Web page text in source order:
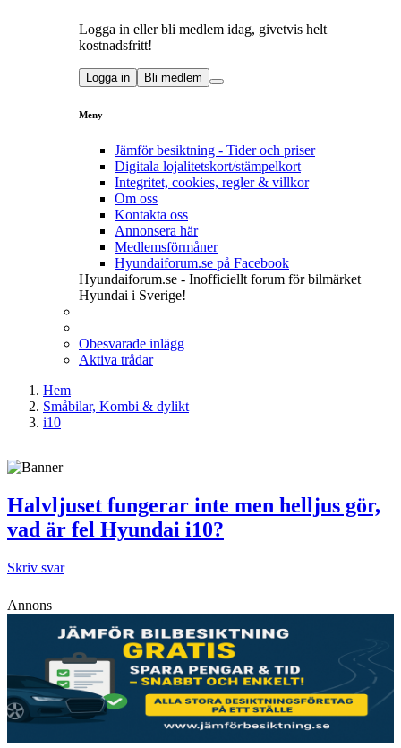
Logga in eller bli medlem idag, givetvis helt
kostnadsfritt!
Logga in Bli medlem
Meny
Jämför besiktning - Tider och priser
Digitala lojalitetskort/stämpelkort
Integritet, cookies, regler & villkor
Om oss
Kontakta oss
Annonsera här
Medlemsförmåner
Hyundaiforum.se på Facebook
Hyundaiforum.se - Inofficiellt forum för bilmärket
Hyundai i Sverige!
Obesvarade inlägg
Aktiva trådar
Hem
Småbilar, Kombi & dylikt
i10
Halvljuset fungerar inte men helljus gör,
vad är fel Hyundai i10?
Skriv svar
Annons